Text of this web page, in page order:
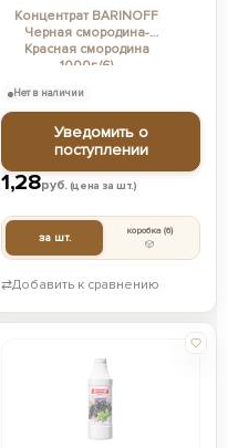
Концентрат BARINOFF
Черная смородина-
Красная смородина
1000г (6)
1,28руб.(цена за шт.)
за шт. коробка(6)
Нет в наличии
Уведомить о
поступлении
⇄Добавить к сравнению